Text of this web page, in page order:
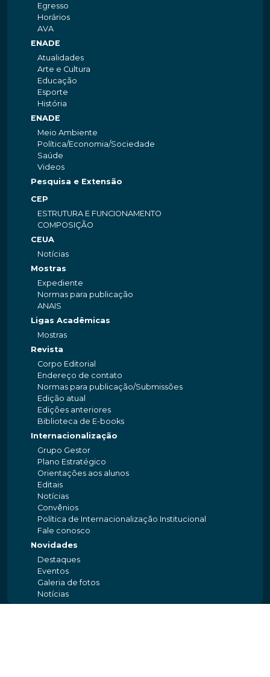
Egresso
Horários
AVA
ENADE
Atualidades
Arte e Cultura
Educação
Esporte
História
ENADE
Meio Ambiente
Política/Economia/Sociedade
Saúde
Videos
Pesquisa e Extensão
CEP
ESTRUTURA E FUNCIONAMENTO
COMPOSIÇÃO
CEUA
Notícias
Mostras
Expediente
Normas para publicação
ANAIS
Ligas Acadêmicas
Mostras
Revista
Corpo Editorial
Endereço de contato
Normas para publicação/Submissões
Edição atual
Edições anteriores
Biblioteca de E-books
Internacionalização
Grupo Gestor
Plano Estratégico
Orientações aos alunos
Editais
Notícias
Convênios
Política de Internacionalização Institucional
Fale conosco
Novidades
Destaques
Eventos
Galeria de fotos
Notícias